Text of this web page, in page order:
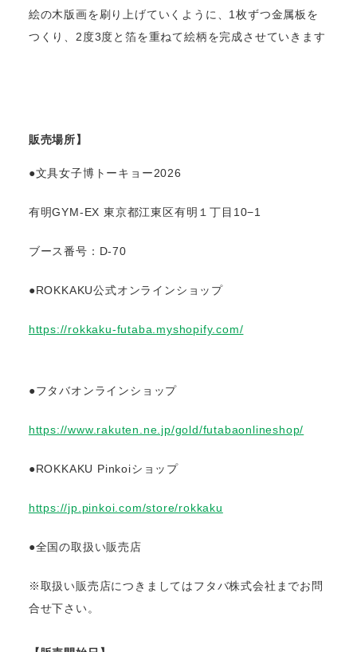
絵の木版画を刷り上げていくように、1枚ずつ金属板を
つくり、2度3度と箔を重ねて絵柄を完成させていきます
販売場所】
●文具女子博トーキョー2026
有明GYM-EX 東京都江東区有明１丁目10−1
ブース番号：D-70
●ROKKAKU公式オンラインショップ
https://rokkaku-futaba.myshopify.com/
●フタバオンラインショップ
https://www.rakuten.ne.jp/gold/futabaonlineshop/
●ROKKAKU Pinkoiショップ
https://jp.pinkoi.com/store/rokkaku
●全国の取扱い販売店
※取扱い販売店につきましてはフタバ株式会社までお問
合せ下さい。